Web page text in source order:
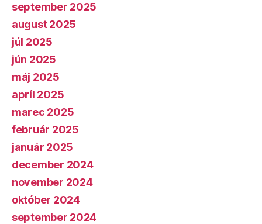
september 2025
august 2025
júl 2025
jún 2025
máj 2025
apríl 2025
marec 2025
február 2025
január 2025
december 2024
november 2024
október 2024
september 2024